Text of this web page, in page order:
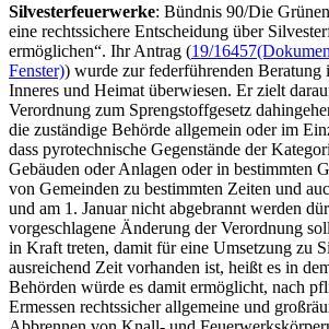
Silvesterfeuerwerke: Bündnis 90/Die
eine rechtssichere Entscheidung über
ermöglichen“. Ihr Antrag (19/16457
Fenster)) wurde zur federführenden Beratung
Inneres und Heimat überwiesen. Er zielt
Verordnung zum Sprengstoffgesetz
die zuständige Behörde allgemein oder im
dass pyrotechnische Gegenstände der
Gebäuden oder Anlagen oder in bestimmten
von Gemeinden zu bestimmten Zeiten und
und am 1. Januar nicht abgebrannt werden
vorgeschlagene Änderung der Verordnung
in Kraft treten, damit für eine Umsetzung zu
ausreichend Zeit vorhanden ist, heißt es in
Behörden würde es damit ermöglicht, nach
Ermessen rechtssicher allgemeine und